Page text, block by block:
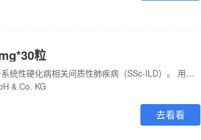
粒
【功能主治】 用于特发性肺纤维化（IPF）。 用于系统性硬化病相关间质性肺疾病（SSc-ILD）。 用于具有进行性表型的慢性纤维化性间质性肺疾病。
& Co. KG
去看看